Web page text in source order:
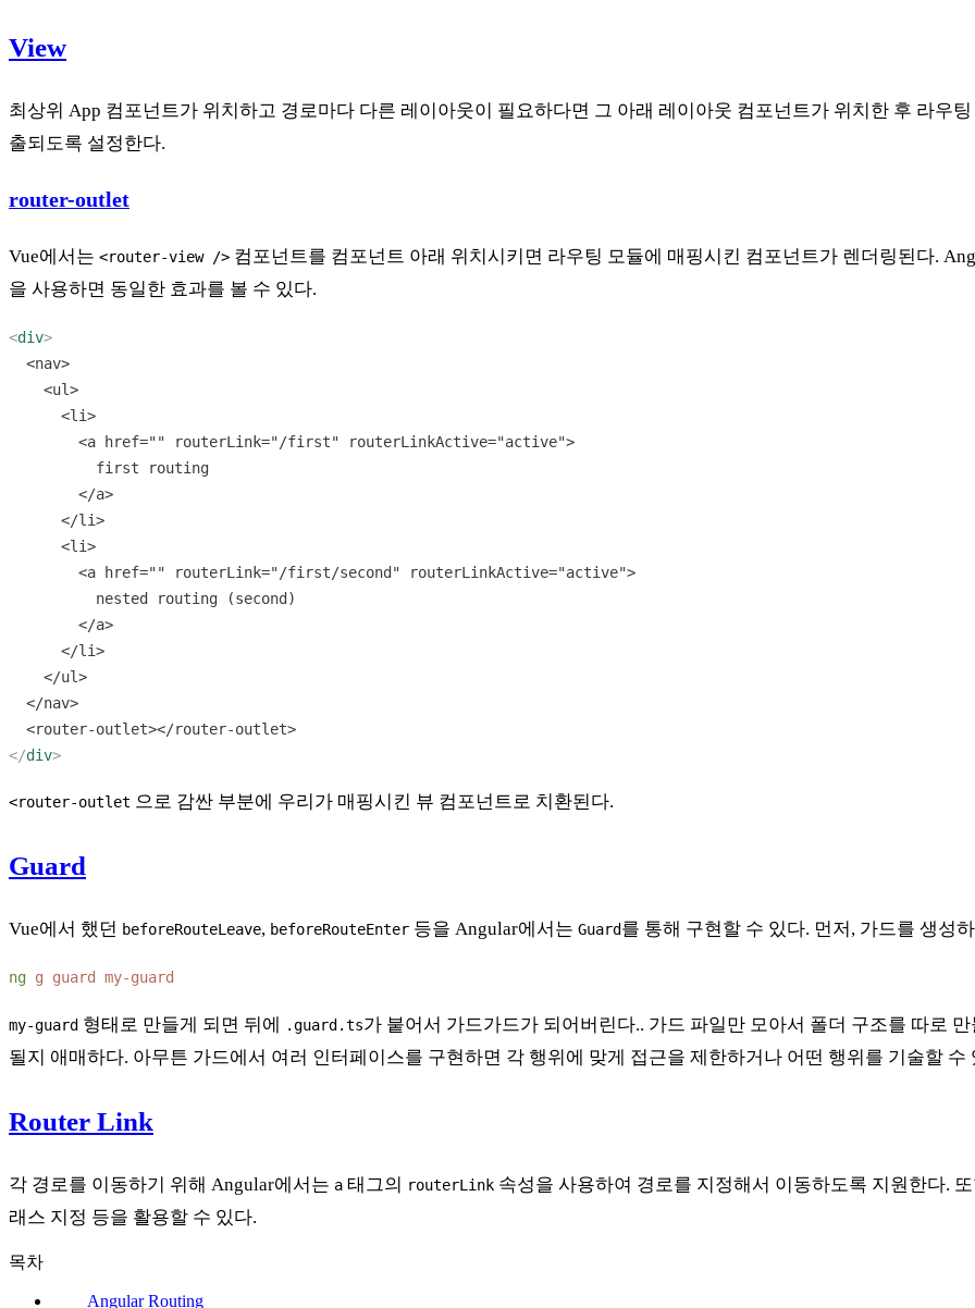
View
최상위 App 컴포넌트가 위치하고 경로마다 다른 레이아웃이 필요하다면 그 아래 레이아웃 컴포넌트가 위치한 후 라우
출되도록 설정한다.
router-outlet
Vue에서는 <router-view /> 컴포넌트를 컴포넌트 아래 위치시키면 라우팅 모듈에 매핑시킨 컴포넌트가 렌더링된다.
을 사용하면 동일한 효과를 볼 수 있다.
<div
</div
<router-outlet 으로 감싼 부분에 우리가 매핑시킨 뷰 컴포넌트로 치환된다.
Guard
Vue에서 했던 beforeRouteLeave, beforeRouteEnter 등을 Angular에서는 Guard를 통해 구현할 수 있다. 먼저, 가드를 생성
ng g guard
my-guard 형태로 만들게 되면 뒤에 .guard.ts가 붙어서 가드가드가 되어버린다.. 가드 파일만 모아서 폴더 구조를 따로
될지 애매하다. 아무튼 가드에서 여러 인터페이스를 구현하면 각 행위에 맞게 접근을 제한하거나 어떤 행위를 기술할 수
Router Link
각 경로를 이동하기 위해 Angular에서는 a 태그의 routerLink 속성을 사용하여 경로를 지정해서 이동하도록 지원한다.
래스 지정 등을 활용할 수 있다.
목차
Angular Routing